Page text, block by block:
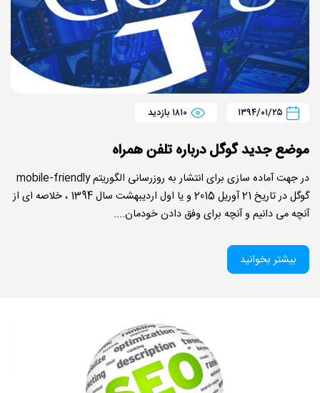
۱۳۹۴/۰۱/۲۵ ۱۸۱۰ بازدید
موضع جدید گوگل درباره تلفن همراه
در جهت آماده سازی برای انتشار به روزرسانی الگوریتم mobile-friendly
گوگل در تاریخ 21 آوریل 2015 و یا اول اردیبهشت سال 1394 ، خلاصه ای از
آنچه می دانیم و آنچه برای وفق دادن خودمان....
بیشتر بخوانید